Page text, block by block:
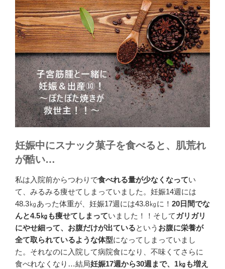
妊娠中にスナック菓子を食べると、肌荒れ
が酷い…
私は入院前からつわりで食べれる量が少なくなってい
て、みるみる痩せてしまっていました。妊娠14週には
48.3㎏あった体重が、妊娠17週には43.8㎏に！ 20日間でな
んと4.5㎏も痩せてしまっていました！！そしてガリガリ
にやせ細って、お腹だけが出ているという お腹に栄養が
全て取られているような体型になってしまっていまし
た。それなのに入院して病院食になり、不味くてさらに
食べれなくなり…結局妊娠17週から30週まで、1㎏も増え